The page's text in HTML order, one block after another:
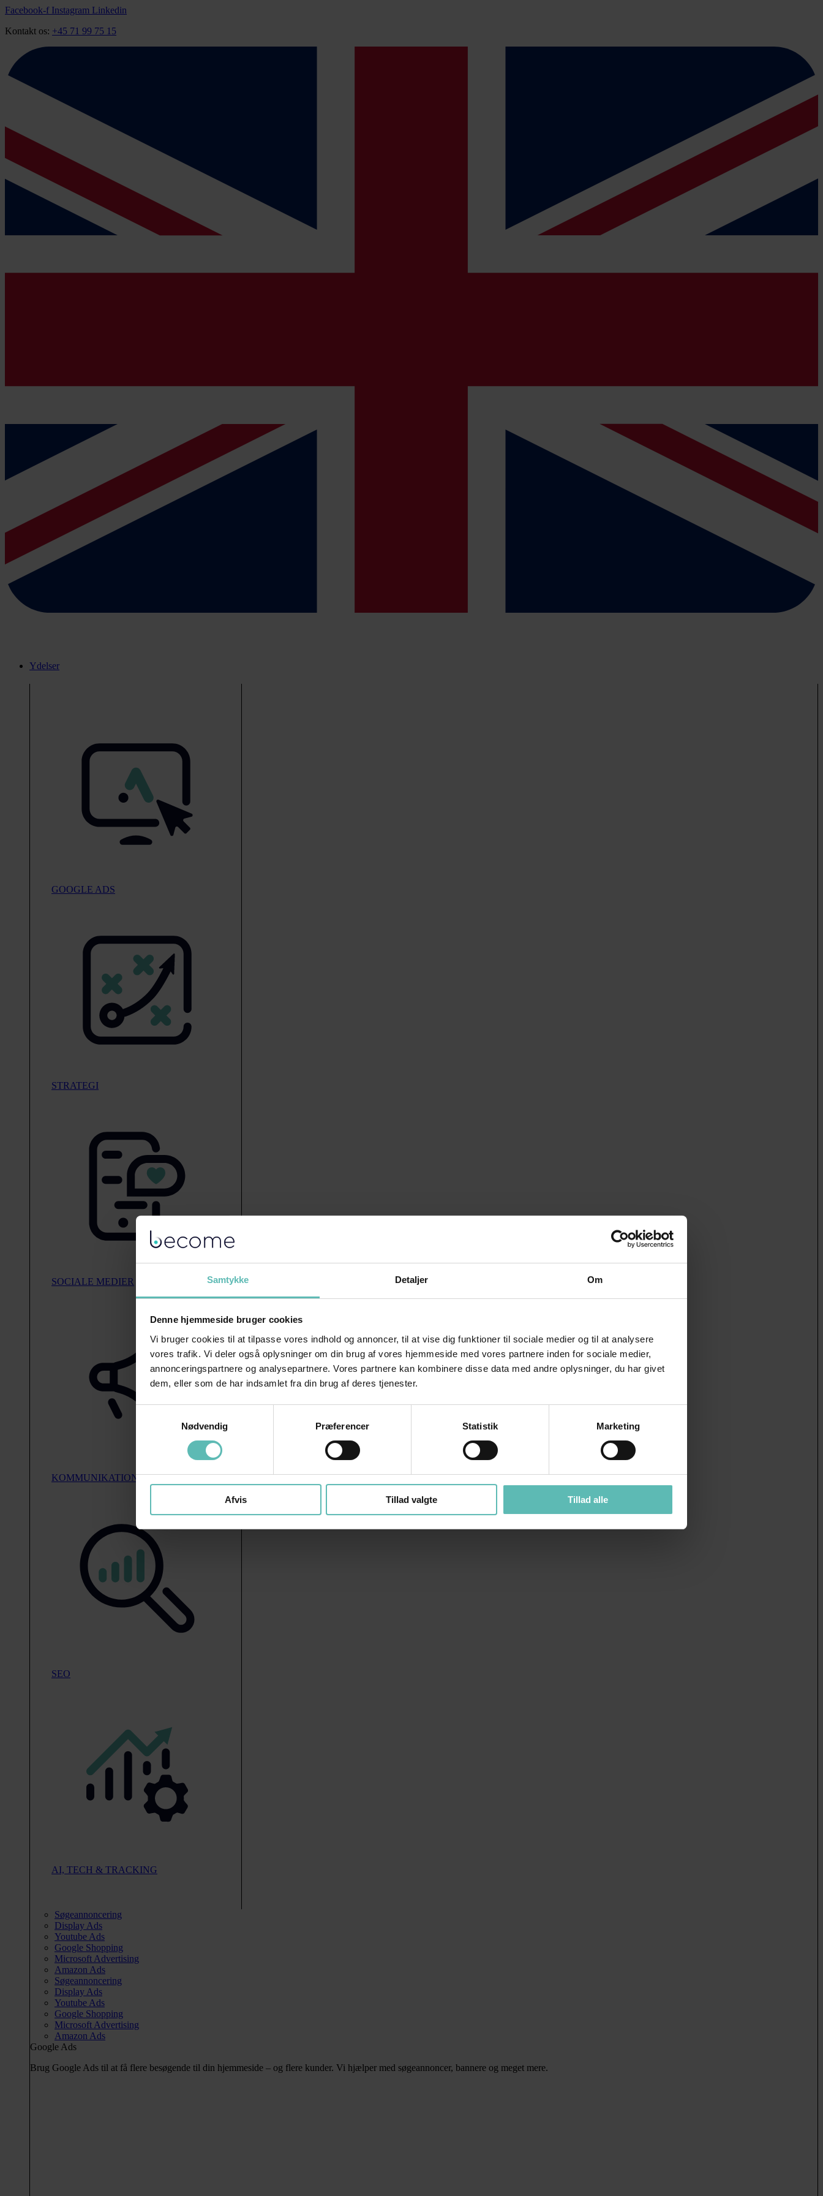
Samtykke Detaljer Om
Denne hjemmeside bruger cookies
Vi bruger cookies til at tilpasse vores indhold og annoncer, til at vise dig funktioner til sociale medier og til at analysere
vores trafik. Vi deler også oplysninger om din brug af vores hjemmeside med vores partnere inden for sociale medier,
annonceringspartnere og analysepartnere. Vores partnere kan kombinere disse data med andre oplysninger, du har givet
dem, eller som de har indsamlet fra din brug af deres tjenester.
Nødvendig
Præferencer Statistik Marketing
Afvis Tillad valgte Tillad alle
Videre
indhold
Facebook-f Instagram Linkedin
Kontakt os: +45 71 99 75 15
Ydelser
GOOGLE ADS
STRATEGI
SOCIALE MEDIER
KOMMUNIKATION
SEO
AI, TECH & TRACKING
Søgeannoncering
Display Ads
Youtube Ads
Google Shopping
Microsoft Advertising
Amazon Ads
Søgeannoncering
Display Ads
Youtube Ads
Google Shopping
Microsoft Advertising
Amazon Ads
Google Ads
Brug Google Ads til at få flere besøgende til din hjemmeside – og flere kunder. Vi hjælper med søgeannoncer, bannere og meget mere.